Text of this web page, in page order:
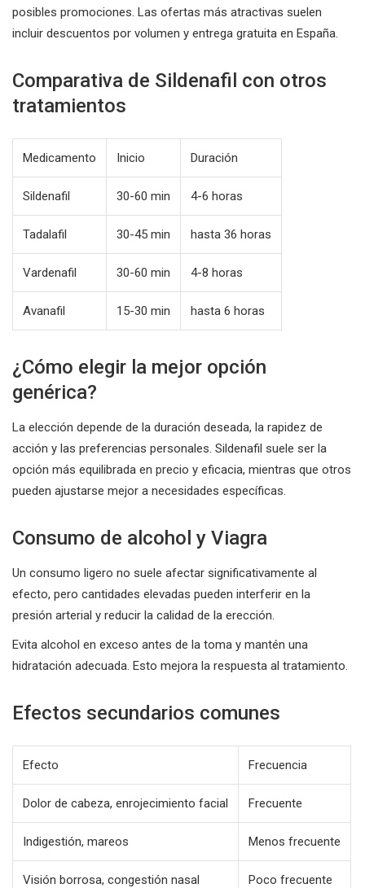
posibles promociones. Las ofertas más atractivas suelen
incluir descuentos por volumen y entrega gratuita en España.
Comparativa de Sildenafil con otros
tratamientos
Medicamento Inicio Duración
Sildenafil 30-60 min 4-6 horas
Tadalafil 30-45 min hasta 36 horas
Vardenafil 30-60 min 4-8 horas
Avanafil 15-30 min hasta 6 horas
¿Cómo elegir la mejor opción
genérica?
La elección depende de la duración deseada, la rapidez de
acción y las preferencias personales. Sildenafil suele ser la
opción más equilibrada en precio y eficacia, mientras que otros
pueden ajustarse mejor a necesidades específicas.
Consumo de alcohol y Viagra
Un consumo ligero no suele afectar significativamente al
efecto, pero cantidades elevadas pueden interferir en la
presión arterial y reducir la calidad de la erección.
Evita alcohol en exceso antes de la toma y mantén una
hidratación adecuada. Esto mejora la respuesta al tratamiento.
Efectos secundarios comunes
Efecto Frecuencia
Dolor de cabeza, enrojecimiento facial Frecuente
Indigestión, mareos Menos frecuente
Visión borrosa, congestión nasal Poco frecuente